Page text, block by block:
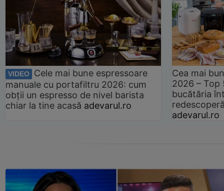
VIDEO
Cele mai bune espressoare
manuale cu portafiltru 2026: cum
obții un espresso de nivel barista
chiar la tine acasă adevarul.ro
Cea mai
2026 –
bucătăria
adevarul.ro